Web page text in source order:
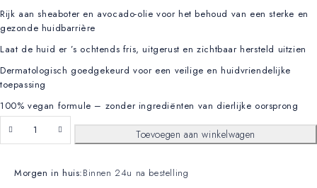
Rijk aan sheaboter en avocado-olie voor het behoud van een sterke en
gezonde huidbarrière
Laat de huid er ’s ochtends fris, uitgerust en zichtbaar hersteld uitzien
Dermatologisch goedgekeurd voor een veilige en huidvriendelijke
toepassing
100% vegan formule – zonder ingrediënten van dierlijke oorsprong
Toevoegen aan winkelwagen
Morgen in huis:Binnen 24u na bestelling